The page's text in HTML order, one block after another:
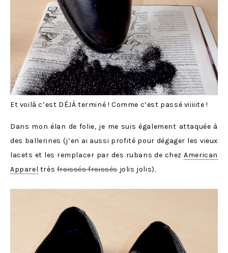
Et voilà c’est DÉJÀ terminé ! Comme c’est passé viiiiite !
Dans mon élan de folie, je me suis également attaquée à
des ballerines (j’en ai aussi profité pour dégager les vieux
lacets et les remplacer par des rubans de chezAmerican
Apparel trèsfroissés froissés jolis jolis).